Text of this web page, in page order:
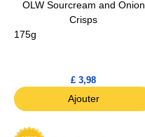
OLW Sourcream and Onion
Crisps
175g
£ 3,98
Ajouter